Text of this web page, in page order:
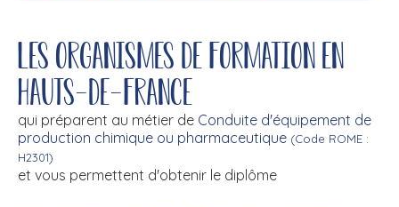
Les organismes de formation en
Hauts-de-France
qui préparent au métier de Conduite d'équipement de
production chimique ou pharmaceutique (Code ROME :
H2301)
et vous permettent d'obtenir le diplôme